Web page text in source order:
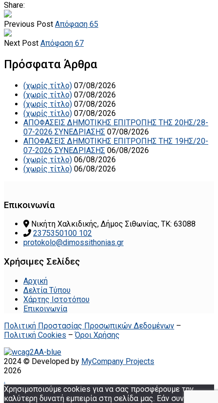
Share:
Previous Post Απόφαση 65
Next Post Απόφαση 67
Πρόσφατα Άρθρα
(χωρίς τίτλο) 07/08/2026
(χωρίς τίτλο) 07/08/2026
(χωρίς τίτλο) 07/08/2026
(χωρίς τίτλο) 07/08/2026
ΑΠΟΦΑΣΕΙΣ ΔΗΜΟΤΙΚΗΣ ΕΠΙΤΡΟΠΗΣ ΤΗΣ 20ΗΣ/28-
07-2026 ΣΥΝΕΔΡΙΑΣΗΣ 07/08/2026
ΑΠΟΦΑΣΕΙΣ ΔΗΜΟΤΙΚΗΣ ΕΠΙΤΡΟΠΗΣ ΤΗΣ 19ΗΣ/20-
07-2026 ΣΥΝΕΔΡΙΑΣΗΣ 06/08/2026
(χωρίς τίτλο) 06/08/2026
(χωρίς τίτλο) 06/08/2026
Επικοινωνία
Νικήτη Χαλκιδικής, Δήμος Σιθωνίας, ΤΚ: 63088
2375350100 102
protokolo@dimossithonias.gr
Χρήσιμες Σελίδες
Αρχική
Δελτία Τύπου
Χάρτης Ιστοτόπου
Επικοινωνία
Πολιτική Προστασίας Προσωπικών Δεδομένων –
Πολιτική Cookies –Όροι Χρήσης
2024 © Developed by MyCompany Projects
2026
.
Χρησιμοποιούμε cookies για να σας προσφέρουμε την
καλύτερη δυνατή εμπειρία στη σελίδα μας. Εάν συνεχίσετε